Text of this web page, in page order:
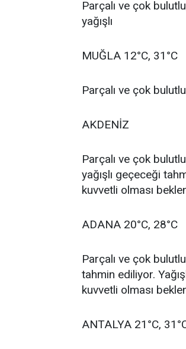
Parçalı ve çok
yağışlı
MUĞLA 12°C, 31°C
Parçalı ve çok bulutlu
AKDENİZ
Parçalı ve çok
yağışlı geçeceği
kuvvetli olması
ADANA 20°C, 28°C
Parçalı ve çok
tahmin ediliyor.
kuvvetli olması
ANTALYA 21°C,